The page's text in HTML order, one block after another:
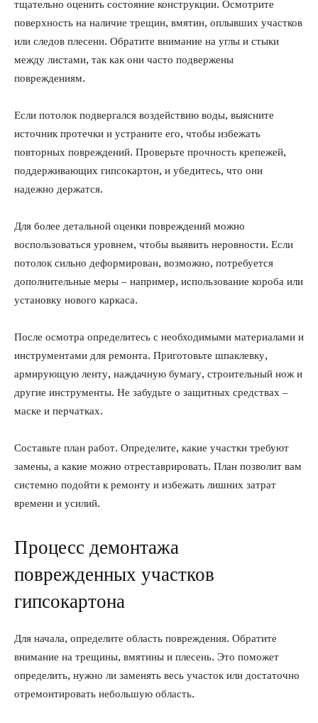
тщательно оценить состояние конструкции. Осмотрите
поверхность на наличие трещин, вмятин, оплывших участков
или следов плесени. Обратите внимание на углы и стыки
между листами, так как они часто подвержены
повреждениям.
Если потолок подвергался воздействию воды, выясните
источник протечки и устраните его, чтобы избежать
повторных повреждений. Проверьте прочность крепежей,
поддерживающих гипсокартон, и убедитесь, что они
надежно держатся.
Для более детальной оценки повреждений можно
воспользоваться уровнем, чтобы выявить неровности. Если
потолок сильно деформирован, возможно, потребуется
дополнительные меры – например, использование короба или
установку нового каркаса.
После осмотра определитесь с необходимыми материалами и
инструментами для ремонта. Приготовьте шпаклевку,
армирующую ленту, наждачную бумагу, строительный нож и
другие инструменты. Не забудьте о защитных средствах –
маске и перчатках.
Составьте план работ. Определите, какие участки требуют
замены, а какие можно отреставрировать. План позволит вам
системно подойти к ремонту и избежать лишних затрат
времени и усилий.
Процесс демонтажа
поврежденных участков
гипсокартона
Для начала, определите область повреждения. Обратите
внимание на трещины, вмятины и плесень. Это поможет
определить, нужно ли заменять весь участок или достаточно
отремонтировать небольшую область.